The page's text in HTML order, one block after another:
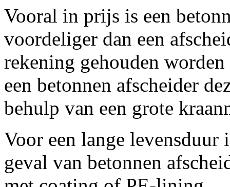
Vooral in prijs is een
voordeliger dan een
rekening gehouden
een betonnen afscheider
behulp van een grote
Voor een lange levensduur
geval van betonnen